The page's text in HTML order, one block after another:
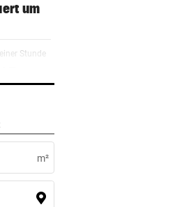
um
Stunde
Stunde
m²